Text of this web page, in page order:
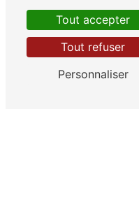
EXPÉRIENCE ET
Fort d'une solide
la décoration
Merlebach, Greff
professionnalisme,
à réaliser des
Tout accepter
Tout refuser
Personnaliser